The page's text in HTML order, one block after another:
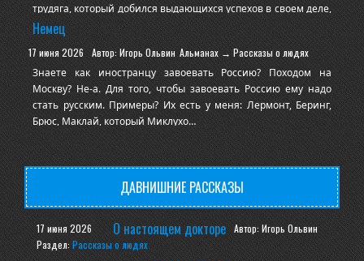
трудяга, который добился выдающихся успехов в своем деле,
но вот беда, его успехи никто за пределами его узкого
профессионального круга не оценит и мало вероятно, что
заметит. Хотя ее ученики заметны многим и вызывают
искренне
Немец
17 июня 2026 Автор: Игорь Ольвин Альманах → Рассказы о людях
Знаете как иностранцу завоевать Россию? Походом на
Москву? Не-а. Для того, чтобы завоевать Россию ему надо
стать русским. Примеры? Их есть у меня: Лермонт, Беринг,
Брюс, Маклай, который Миклухо…
Вот такой, насквозь умозрительный случай «завоевания
Руси» я сейчас вам расскажу, а вы сами определите,
тоже вымышлены, как в прочем и вс
ДАВНИШНИЕ РАССКАЗЫ
17 июня 2026 О настоящем докторе Автор: Игорь Ольвин
Раздел:Рассказы о людях